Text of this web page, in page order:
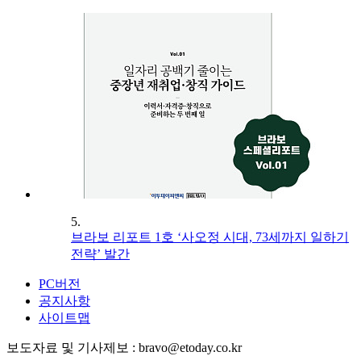
5.
브라보 리포트 1호 ‘사오정 시대, 73세까지 일하기
전략’ 발간
PC버전
공지사항
사이트맵
보도자료 및 기사제보 : bravo@etoday.co.kr